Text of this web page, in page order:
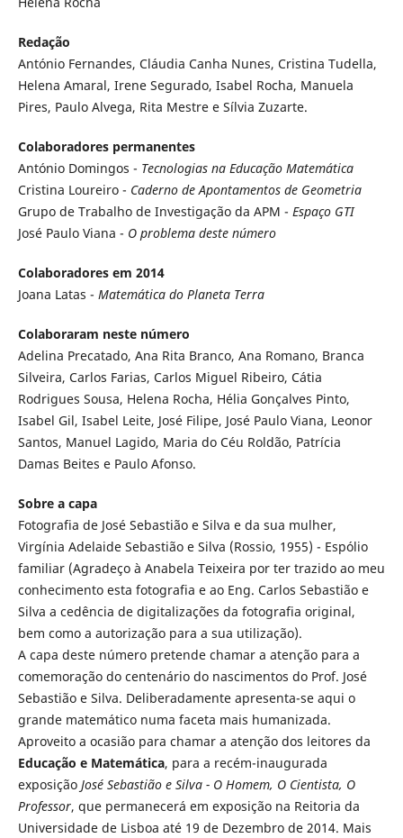
Redação
António Fernandes, Cláudia Canha Nunes, Cristina Tudella,
Helena Amaral, Irene Segurado, Isabel Rocha, Manuela
Pires, Paulo Alvega, Rita Mestre e Sílvia Zuzarte.
Colaboradores permanentes
António Domingos - Tecnologias na Educação Matemática
Cristina Loureiro - Caderno de Apontamentos de Geometria
Grupo de Trabalho de Investigação da APM - Espaço GTI
José Paulo Viana - O problema deste número
Colaboradores em 2014
Joana Latas - Matemática do Planeta Terra
Colaboraram neste número
Adelina Precatado, Ana Rita Branco, Ana Romano, Branca
Silveira, Carlos Farias, Carlos Miguel Ribeiro, Cátia
Rodrigues Sousa, Helena Rocha, Hélia Gonçalves Pinto,
Isabel Gil, Isabel Leite, José Filipe, José Paulo Viana, Leonor
Santos, Manuel Lagido, Maria do Céu Roldão, Patrícia
Damas Beites e Paulo Afonso.
Sobre a capa
Fotografia de José Sebastião e Silva e da sua mulher,
Virgínia Adelaide Sebastião e Silva (Rossio, 1955) - Espólio
familiar (Agradeço à Anabela Teixeira por ter trazido ao meu
conhecimento esta fotografia e ao Eng. Carlos Sebastião e
Silva a cedência de digitalizações da fotografia original,
bem como a autorização para a sua utilização).
A capa deste número pretende chamar a atenção para a
comemoração do centenário do nascimentos do Prof. José
Sebastião e Silva. Deliberadamente apresenta-se aqui o
grande matemático numa faceta mais humanizada.
Aproveito a ocasião para chamar a atenção dos leitores da
Educação e Matemática, para a recém-inaugurada
exposição José Sebastião e Silva - O Homem, O Cientista, O
Professor, que permanecerá em exposição na Reitoria da
Universidade de Lisboa até 19 de Dezembro de 2014. Mais